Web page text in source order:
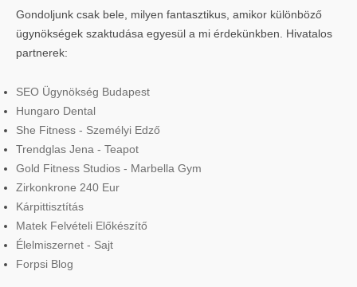
Gondoljunk csak bele, milyen fantasztikus, amikor különböző
ügynökségek szaktudása egyesül a mi érdekünkben. Hivatalos
partnerek:
SEO Ügynökség Budapest
Hungaro Dental
She Fitness - Személyi Edző
Trendglas Jena - Teapot
Gold Fitness Studios - Marbella Gym
Zirkonkrone 240 Eur
Kárpittisztítás
Matek Felvételi Előkészítő
Élelmiszernet - Sajt
Forpsi Blog